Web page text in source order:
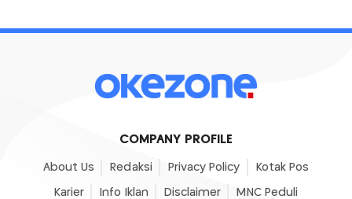
COMPANY PROFILE
About Us Redaksi Privacy Policy Kotak Pos
Karier Info Iklan Disclaimer MNC Peduli